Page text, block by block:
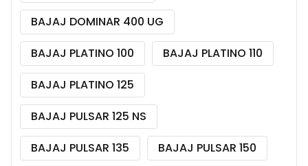
BAJAJ DOMINAR 400 UG
BAJAJ PLATINO 100
BAJAJ PLATINO 110
BAJAJ PLATINO 125
BAJAJ PULSAR 125 NS
BAJAJ PULSAR 135
BAJAJ PULSAR 150